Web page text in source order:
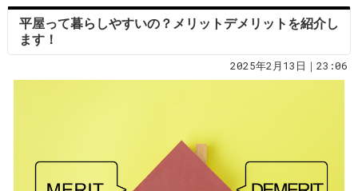
平屋って暮らしやすいの？メリットデメリットを紹介し
ます！
2025年2月13日｜23:06